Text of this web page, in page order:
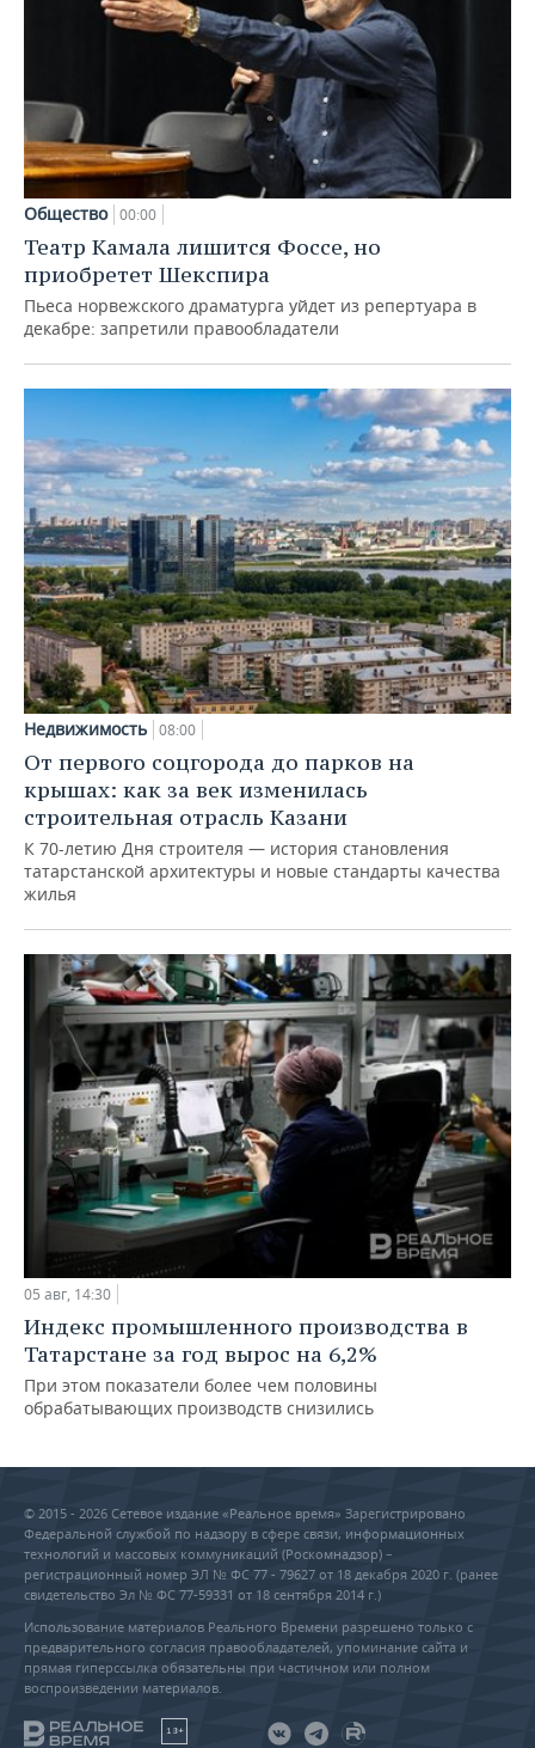
Общество 00:00
Театр Камала лишится Фоссе, но
приобретет Шекспира
Пьеса норвежского драматурга уйдет из репертуара в
декабре: запретили правообладатели
Недвижимость 08:00
От первого соцгорода до парков на
крышах: как за век изменилась
строительная отрасль Казани
К 70-летию Дня строителя — история становления
татарстанской архитектуры и новые стандарты качества
жилья
05 авг, 14:30
Индекс промышленного производства в
Татарстане за год вырос на 6,2%
При этом показатели более чем половины
обрабатывающих производств снизились
© 2015 - 2026 Сетевое издание «Реальное время» Зарегистрировано
Федеральной службой по надзору в сфере связи, информационных
технологий и массовых коммуникаций (Роскомнадзор) –
регистрационный номер ЭЛ № ФС 77 - 79627 от 18 декабря 2020 г. (ранее
свидетельство Эл № ФС 77-59331 от 18 сентября 2014 г.)
Использование материалов Реального Времени разрешено только с
предварительного согласия правообладателей, упоминание сайта и
прямая гиперссылка обязательны при частичном или полном
воспроизведении материалов.
18+